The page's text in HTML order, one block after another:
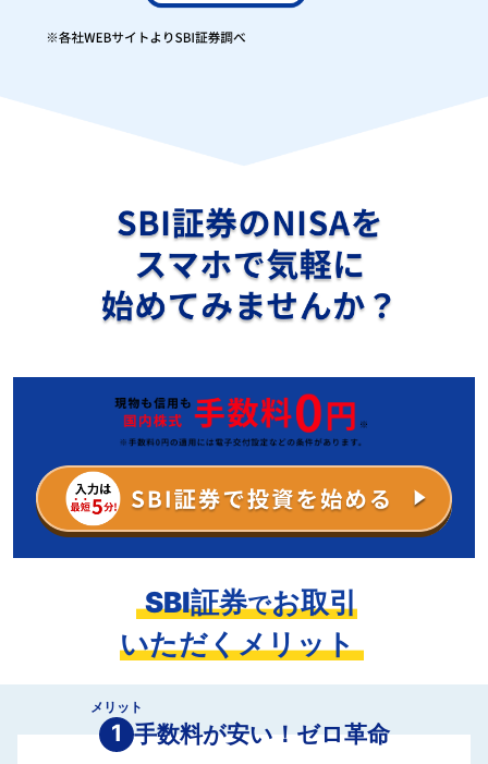
SBI証券でお取引
いただくメリット
メリット
1 手数料が安い！ゼロ革命